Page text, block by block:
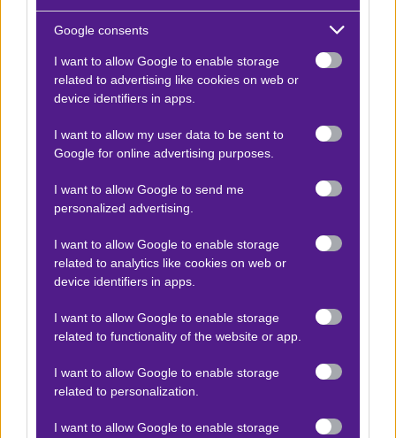
Google consents
I want to allow Google to enable storage
related to advertising like cookies on web or
device identifiers in apps.
I want to allow my user data to be sent to
Google for online advertising purposes.
I want to allow Google to send me
personalized advertising.
I want to allow Google to enable storage
related to analytics like cookies on web or
device identifiers in apps.
I want to allow Google to enable storage
related to functionality of the website or app.
I want to allow Google to enable storage
related to personalization.
I want to allow Google to enable storage
καλύτερος παίκτης. Πάμε μαζί του.
Ο Betmatrix Team προτείνει:
Φρανσίσκο Σερούντολο - Αλεξ Ντε Μινόρ
ATP 500 Αμβούργο 18.05.2026|13:00 -5.00
1.60
Αποτέλεσμα: 1-2
Στέφανος Τσιτσιπάς - Τζιοβάνι Μ. Περικάρντ
ATP 18.05.2026 |14:30
+2.00